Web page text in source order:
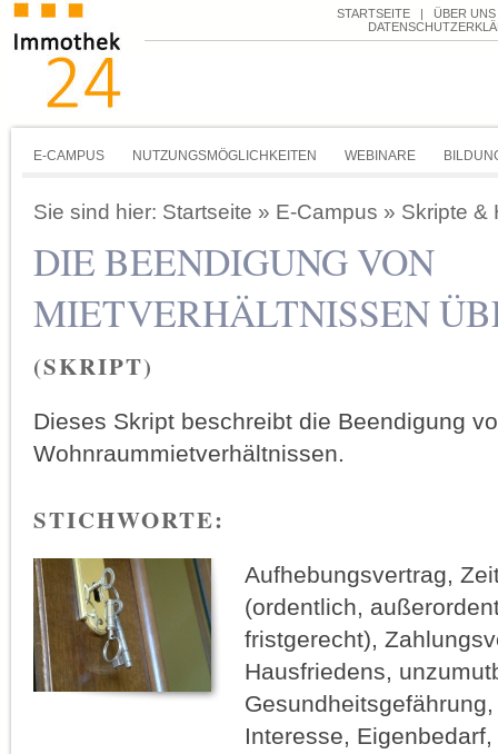
STARTSEITE |
ÜBER UNS
E-CAMPUS NUTZUNGSMÖGLICHKEITEN WEBINARE
Sie sind hier: Startseite » E-Campus » Skripte &
DIE BEENDIGUNG VON
MIETVERHÄLTNISSEN
(SKRIPT)
Dieses Skript beschreibt die Beendigung
Wohnraummietverhältnissen.
STICHWORTE:
Aufhebungsvertrag,
(ordentlich,
fristgerecht),
Hausfriedens,
Interesse,